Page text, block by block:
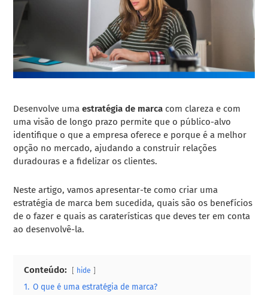
Desenvolve umaestratégia de marca com clareza e com
uma visão de longo prazo permite que o público-alvo
identifique o que a empresa oferece e porque é a melhor
opção no mercado, ajudando a construir relações
duradouras e a fidelizar os clientes.
Neste artigo, vamos apresentar-te como criar uma
estratégia de marca bem sucedida, quais são os benefícios
de o fazer e quais as caraterísticas que deves ter em conta
ao desenvolvê-la.
Conteúdo: hide
1. O que é uma estratégia de marca?